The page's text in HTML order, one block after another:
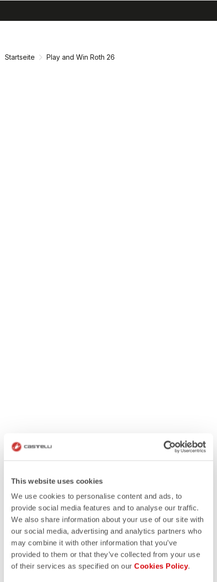
This website uses cookies
We use cookies to personalise content and ads, to
provide social media features and to analyse our traffic.
We also share information about your use of our site with
our social media, advertising and analytics partners who
may combine it with other information that you’ve
provided to them or that they’ve collected from your use
of their services as specified on our Cookies Policy.
Startseite Play and Win Roth 26